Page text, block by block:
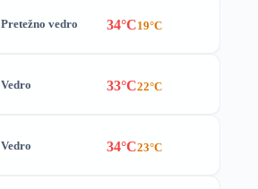
Pretežno vedro 34°C19°C
Vedro 33°C22°C
Vedro 34°C23°C